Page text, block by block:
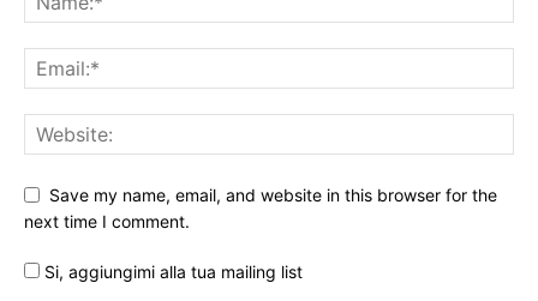
Save my name, email, and website in this browser for the
next time I comment.
Si, aggiungimi alla tua mailing list